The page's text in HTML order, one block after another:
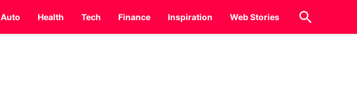
Auto Health Tech Finance Inspiration Web Stories
Open
Search